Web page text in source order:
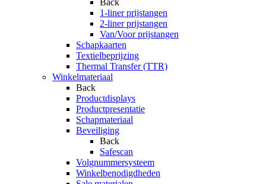
Back
1-liner prijstangen
2-liner prijstangen
Van/Voor prijstangen
Schapkaarten
Textielbeprijzing
Thermal Transfer (TTR)
Winkelmateriaal
Back
Productdisplays
Productpresentatie
Schapmateriaal
Beveiliging
Back
Safescan
Volgnummersysteem
Winkelbenodigdheden